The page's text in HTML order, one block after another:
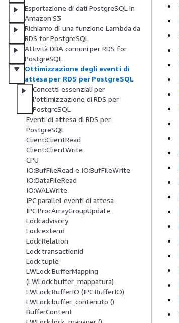
Esportazione di dati PostgreSQL in
Amazon S3
Richiamo di una funzione Lambda da
RDS for PostgreSQL
Attività DBA comuni per RDS for
PostgreSQL
Ottimizzazione degli eventi di
attesa per RDS per PostgreSQL
Concetti essenziali per
l'ottimizzazione di RDS per
PostgreSQL
Eventi di attesa di RDS per
PostgreSQL
Client:ClientRead
Client:ClientWrite
CPU
IO:BufFileRead e IO:BufFileWrite
IO:DataFileRead
IO:WALWrite
IPC:parallel eventi di attesa
IPC:ProcArrayGroupUpdate
Lock:advisory
Lock:extend
Lock:Relation
Lock:transactionid
Lock:tuple
LWLock:BufferMapping
(LWLock:buffer_mappatura)
LWLock:BufferIO (IPC:BufferIO)
LWLock:buffer_contenuto ()
BufferContent